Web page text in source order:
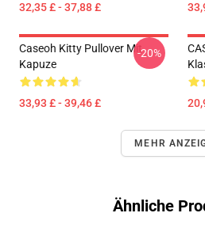
32,35 £ - 37,88 £
Caseoh Kitty Pullover Mit
Kapuze
33,93 £ - 39,46 £
-20%
MEHR
Ähnliche